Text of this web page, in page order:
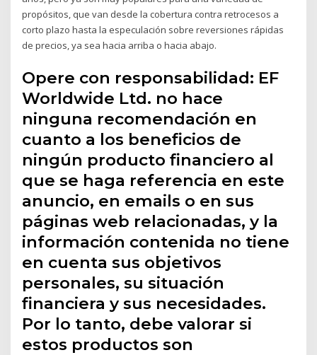
propósitos, que van desde la cobertura contra retrocesos a
corto plazo hasta la especulación sobre reversiones rápidas
de precios, ya sea hacia arriba o hacia abajo.
Opere con responsabilidad: EF
Worldwide Ltd. no hace
ninguna recomendación en
cuanto a los beneficios de
ningún producto financiero al
que se haga referencia en este
anuncio, en emails o en sus
páginas web relacionadas, y la
información contenida no tiene
en cuenta sus objetivos
personales, su situación
financiera y sus necesidades.
Por lo tanto, debe valorar si
estos productos son